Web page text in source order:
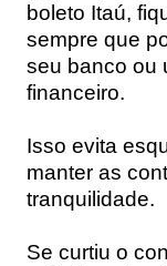
boleto Itaú,
sempre que
seu banco ou
financeiro.
Isso evita
manter as
tranquilidade.
Se curtiu o